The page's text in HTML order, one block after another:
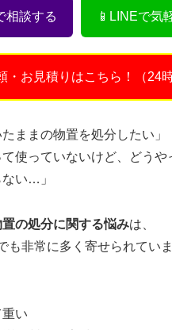
相談する 📱LINEで気
・お見積りはこちら！（24
たままの物置を処分したい」
て使っていないけど、どう
い…」
置の処分に関する悩みは、
も非常に多く寄せられていま
重い